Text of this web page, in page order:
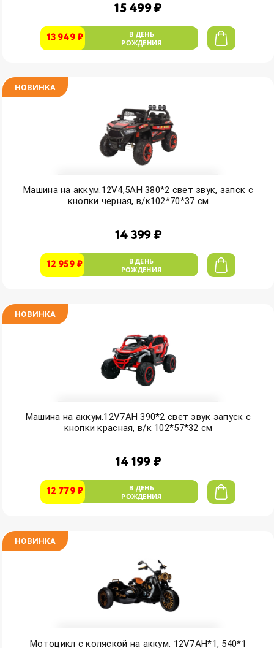
15 499 ₽
13 949 ₽
В ДЕНЬ
РОЖДЕНИЯ
НОВИНКА
Машина на аккум.12V4,5AH 380*2 свет звук, запск с
кнопки черная, в/к102*70*37 см
14 399 ₽
12 959 ₽
В ДЕНЬ
РОЖДЕНИЯ
НОВИНКА
Машина на аккум.12V7AH 390*2 свет звук запуск с
кнопки красная, в/к 102*57*32 см
14 199 ₽
12 779 ₽
В ДЕНЬ
РОЖДЕНИЯ
НОВИНКА
Мотоцикл с коляской на аккум. 12V7AH*1, 540*1